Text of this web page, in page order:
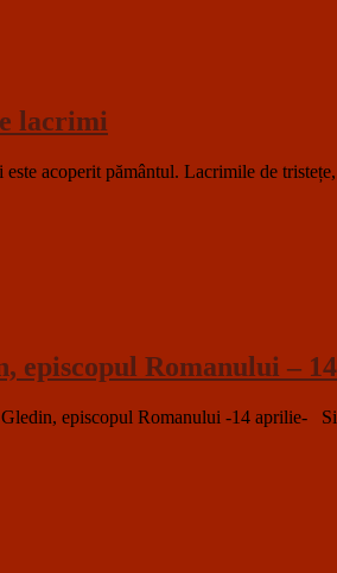
lacrimi
pământul. Lacrimile de tristețe,
episcopul Romanului –
Gledin, episcopul Romanului -14